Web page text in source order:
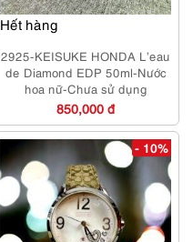
Hết hàng
2925-KEISUKE HONDA L’eau
de Diamond EDP 50ml-Nước
hoa nữ-Chưa sử dụng
850,000 đ
- 10%